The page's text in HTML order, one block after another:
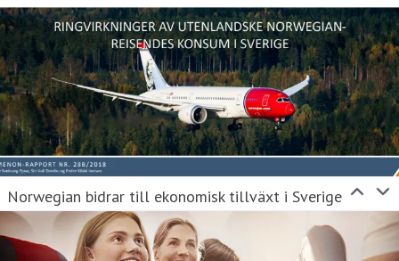
Norwegian bidrar till ekonomisk tillväxt i Sverige